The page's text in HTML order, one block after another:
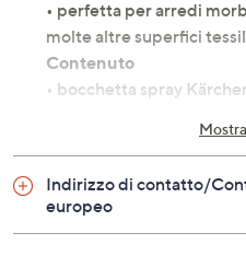
• perfetta per arredi
molte altre superfici
Contenuto
• bocchetta spray
• adatta per l'aspiratore a
• utilizzo con tubi di
medie dimensioni
Indirizzo di contatto/
europeo